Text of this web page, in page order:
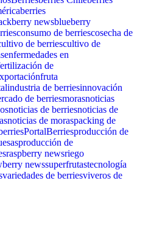
berries
newsblueberry
consumo de berriescosecha de
de berriescultivo de
enfermedades en
de
fruta
industria de berriesinnovación
de berriesmorasnoticias
noticias de berriesnoticias de
noticias de moraspacking de
PortalBerriesproducción de
producción de
raspberry newsriego
newssuperfrutastecnología
variedades de berriesviveros de